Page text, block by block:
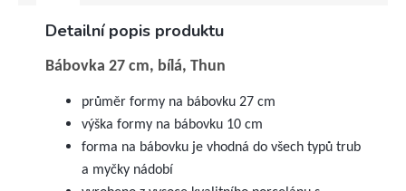
Detailní popis produktu
Bábovka 27 cm, bílá, Thun
průměr formy na bábovku 27 cm
výška formy na bábovku 10 cm
forma na bábovku je vhodná do všech typů trub
a myčky nádobí